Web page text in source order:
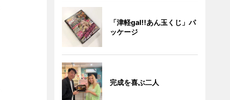
「津軽gal!!あん玉くじ」パ
ッケージ
完成を喜ぶ二人